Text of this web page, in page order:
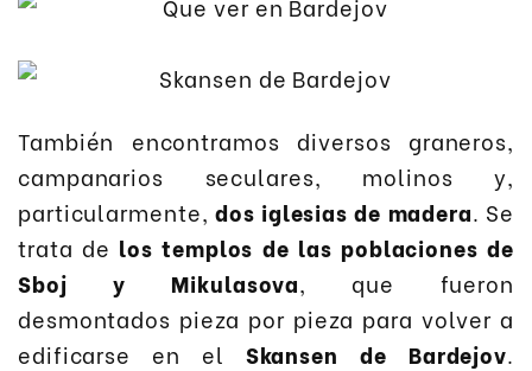
También encontramos diversos graneros,
campanarios seculares, molinos y,
particularmente, dos iglesias de madera. Se
trata de los templos de las poblaciones de
Sboj y Mikulasova, que fueron
desmontados pieza por pieza para volver a
edificarse en el Skansen de Bardejov.